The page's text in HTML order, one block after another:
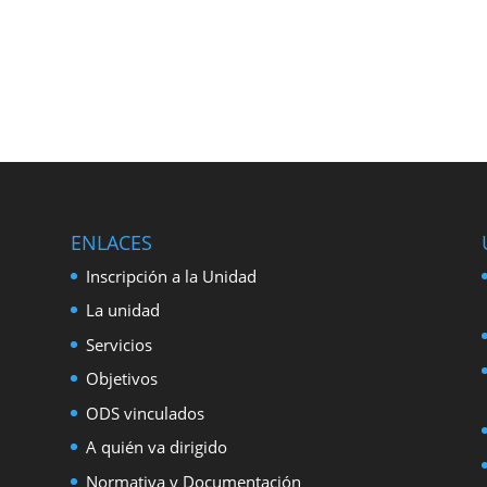
ENLACES
Inscripción a la Unidad
La unidad
Servicios
Objetivos
ODS vinculados
A quién va dirigido
Normativa y Documentación